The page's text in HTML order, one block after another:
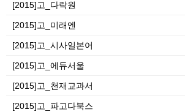
[2015]고_다락원
[2015]고_미래엔
[2015]고_시사일본어
[2015]고_에듀서울
[2015]고_천재교과서
[2015]고_파고다북스